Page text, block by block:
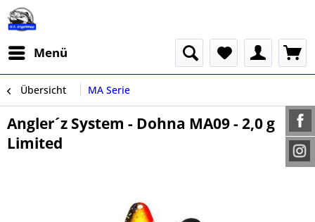
Menü
Übersicht MA Serie
Angler´z System - Dohna MA09 - 2,0 g
Limited